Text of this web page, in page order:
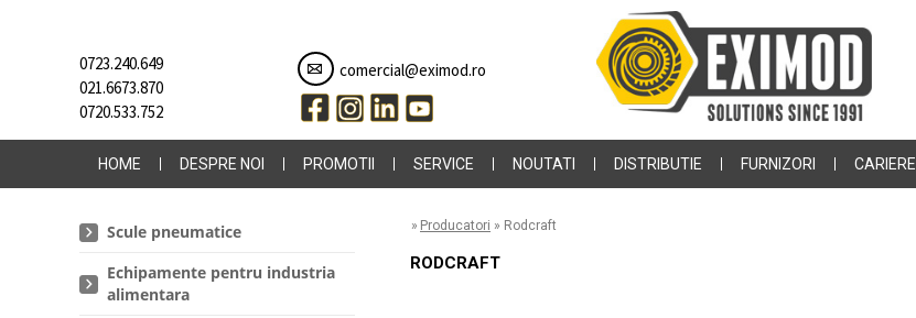
0723.240.649
021.6673.870
0720.533.752
comercial@eximod.ro
HOME DESPRE NOI PROMOTII SERVICE NOUTATI DISTRIBUTIE FURNIZORI CARIERE
Scule pneumatice
Echipamente pentru industria
alimentara
» Producatori » Rodcraft
RODCRAFT